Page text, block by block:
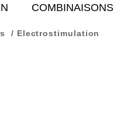
COMBINAISONS
Electrostimulation